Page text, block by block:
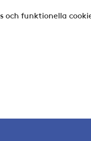
och funktionella